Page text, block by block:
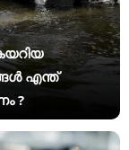
എന്ത്
?